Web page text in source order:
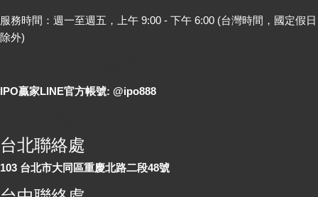
服務時間：週一至週五，上午 9:00 - 下午 6:00 (台灣時間，國定假日
除外)
IPO贏家LINE官方帳號: @ipo888
台北聯絡處
103 台北市大同區重慶北路二段48號